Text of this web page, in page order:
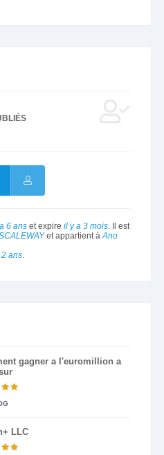
6 anset expire il y a 3 mois. Il est
et appartient àAno
ans.
gagner a l'euromillion a
LLC